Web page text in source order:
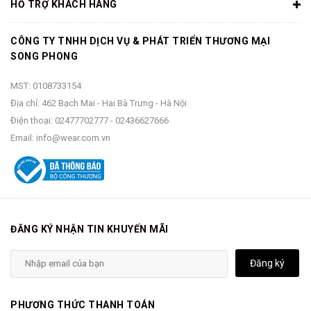
Áo Vansvới gam màu trắng basic cùng chất liệu Cotton cao
cấp nên đảm bảo độ mềm mại giúp vận động thoải mái.
HỖ TRỢ KHÁCH HÀNG
CÔNG TY TNHH DỊCH VỤ & PHÁT TRIỂN THƯƠNG MẠI
SONG PHONG
MST: 0108733154
Địa chỉ: 462 Bạch Mai - Hai Bà Trưng - Hà Nội
Điện thoại: 02477702777 - 02436627666
Email: info@wear.com.vn
ĐĂNG KÝ NHẬN TIN KHUYẾN MÃI
Đăng ký
PHƯƠNG THỨC THANH TOÁN